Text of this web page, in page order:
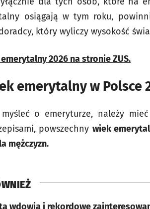
osiągają w tym roku,
który wyliczy wysokość
2026 na stronie ZUS.
emerytalny w Polsce
o emeryturze, należy
powszechny wiek
mężczyzn.